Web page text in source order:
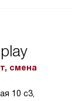
в условиях
тарифы на услуги
смена
10 с3,